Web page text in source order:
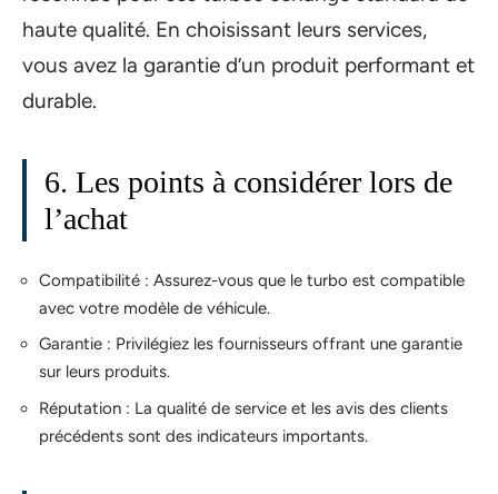
haute qualité. En choisissant leurs services,
vous avez la garantie d’un produit performant et
durable.
6. Les points à considérer lors de
l’achat
Compatibilité : Assurez-vous que le turbo est compatible
avec votre modèle de véhicule.
Garantie : Privilégiez les fournisseurs offrant une garantie
sur leurs produits.
Réputation : La qualité de service et les avis des clients
précédents sont des indicateurs importants.